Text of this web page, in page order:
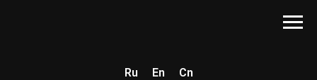
Ru En Cn